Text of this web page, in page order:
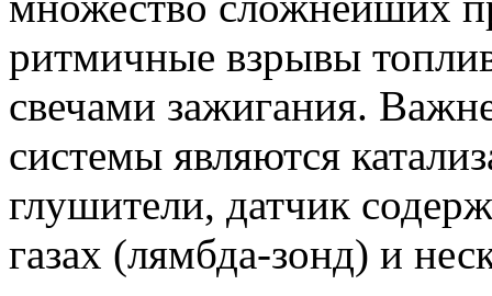
ритмичные взрывы
свечами зажигания.
системы являются
глушители, датчик
газах (лямбда-зонд) и